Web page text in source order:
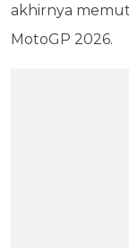
akhirnya
MotoGP 2026.